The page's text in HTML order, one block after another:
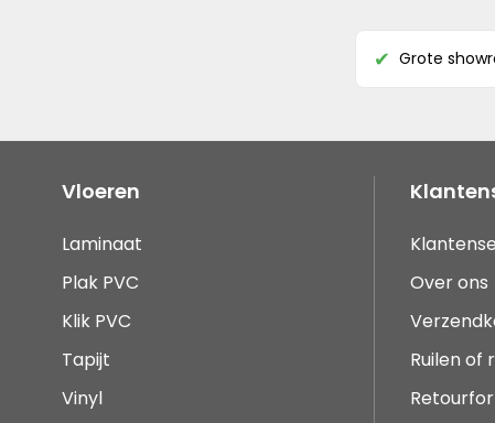
✔ Grote
Vloeren
Laminaat
Plak PVC
Klik PVC
Tapijt
Vinyl
Over ons
Ruilen of